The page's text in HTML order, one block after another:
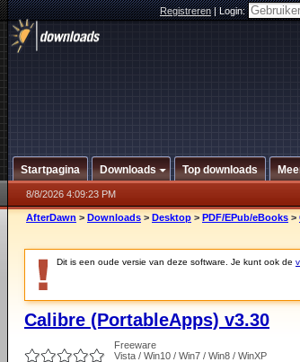
Registreren|Login:
Startpagina Downloads Top downloads
8/8/2026 4:09:23 PM
AfterDawn > Downloads > Desktop > PDF/EPub/eBooks >
Dit is een oude versie van deze software. Je kunt ook de
Calibre (PortableApps) v3.30
Freeware
Vista / Win10 / Win7 / Win8 / WinXP